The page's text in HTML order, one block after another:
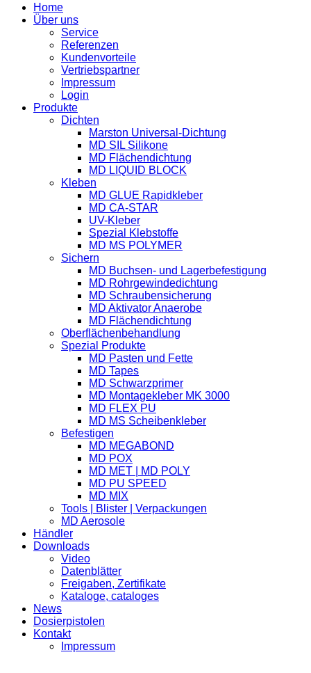
Home
Über uns
Service
Referenzen
Kundenvorteile
Vertriebspartner
Impressum
Login
Produkte
Dichten
Marston Universal-Dichtung
MD SIL Silikone
MD Flächendichtung
MD LIQUID BLOCK
Kleben
MD GLUE Rapidkleber
MD CA-STAR
UV-Kleber
Spezial Klebstoffe
MD MS POLYMER
Sichern
MD Buchsen- und Lagerbefestigung
MD Rohrgewindedichtung
MD Schraubensicherung
MD Aktivator Anaerobe
MD Flächendichtung
Oberflächenbehandlung
Spezial Produkte
MD Pasten und Fette
MD Tapes
MD Schwarzprimer
MD Montagekleber MK 3000
MD FLEX PU
MD MS Scheibenkleber
Befestigen
MD MEGABOND
MD POX
MD MET | MD POLY
MD PU SPEED
MD MIX
Tools | Blister | Verpackungen
MD Aerosole
Händler
Downloads
Video
Datenblätter
Freigaben, Zertifikate
Kataloge, cataloges
News
Dosierpistolen
Kontakt
Impressum